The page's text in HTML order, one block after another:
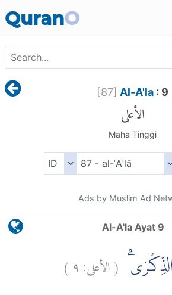
QuranO
[87] Al-A'la : 9
الأعلى
Maha Tinggi
Ads by Muslim Ad
Al-A'la Ayat 9
(الأعلى:٩)